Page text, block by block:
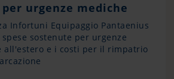
per urgenze mediche
Infortuni Equipaggio Pantaenius
sostenute per urgenze
all'estero e i costi per il rimpatrio